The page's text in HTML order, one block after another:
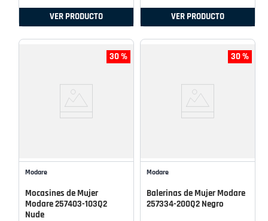
VER PRODUCTO VER PRODUCTO
30 %
Modare
Mocasines de Mujer
Modare 257403-103Q2
Nude
30 %
Modare
Balerinas de Mujer Modare
257334-200Q2 Negro